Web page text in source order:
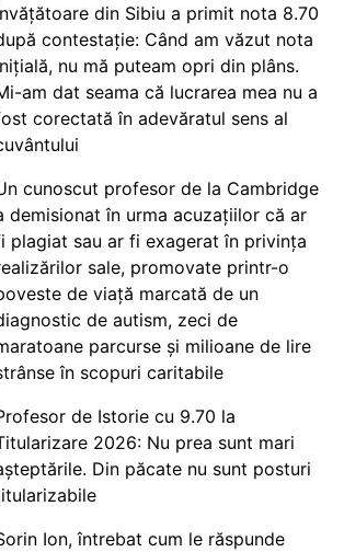
din Sibiu a primit nota 8.70
contestație: Când am văzut nota
nu mă puteam opri din plâns.
am dat seama că lucrarea mea nu a
corectată în adevăratul sens al
cunoscut profesor de la Cambridge
demisionat în urma acuzațiilor că ar
plagiat sau ar fi exagerat în privința
sale, promovate printr-o
de viață marcată de un
de autism, zeci de
parcurse și milioane de lire
în scopuri caritabile
de Istorie cu 9.70 la
2026: Nu prea sunt mari
Din păcate nu sunt posturi
Ion, întrebat cum le răspunde